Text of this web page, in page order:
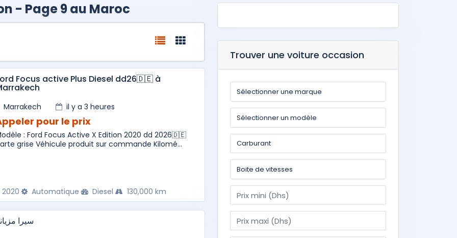
- Page 9 au Maroc
Focus active Plus Diesel dd26🇩🇪 à
Marrakech il y a 3 heures
pour le prix
: Ford Focus Active X Edition 2020 dd 2026🇩🇪
grise Véhicule produit sur commande Kilomé...
2020 Automatique Diesel 130,000 km
سيرا
Trouver une voiture occasion